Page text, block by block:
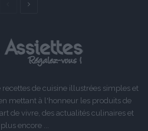
Page
recettes de cuisine illustrées simples et
mettant à l'honneur les produits de
de vivre, des actualités culinaires et
encore ...